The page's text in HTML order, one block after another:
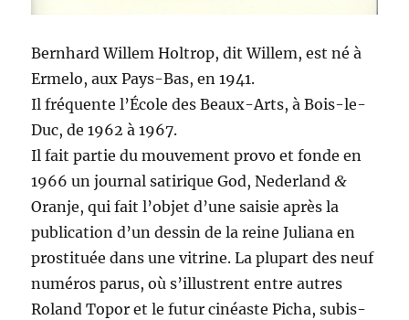
Bern­hard Willem Holtrop, dit Willem, est né à
Erme­lo, aux Pays-Bas, en 1941.
Il fréquente l’É­cole des Beaux-Arts, à Bois-le-
Duc, de 1962 à 1967.
Il fait par­tie du mou­ve­ment pro­vo et fonde en
1966 un jour­nal satirique God, Ned­er­land&
Oran­je, qui fait l’ob­jet d’une saisie après la
pub­li­ca­tion d’un dessin de la reine Juliana en
pros­ti­tuée dans une vit­rine. La plu­part des neuf
numéros parus, où s’il­lus­trent entre autres
Roland Topor et le futur cinéaste Picha, subis­